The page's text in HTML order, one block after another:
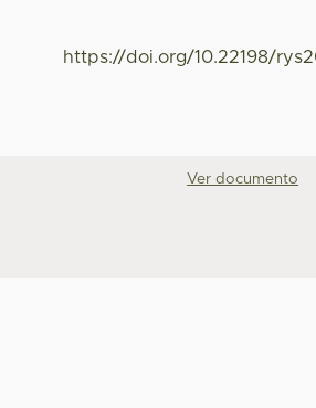
https://doi.org/10.22198/
Ver documento